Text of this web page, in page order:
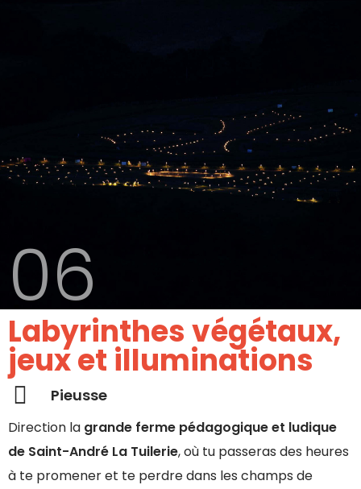
06
Labyrinthes végétaux,
jeux et illuminations
Pieusse
Direction la grande ferme pédagogique et ludique
de Saint-André La Tuilerie, où tu passeras des heures
à te promener et te perdre dans les champs de